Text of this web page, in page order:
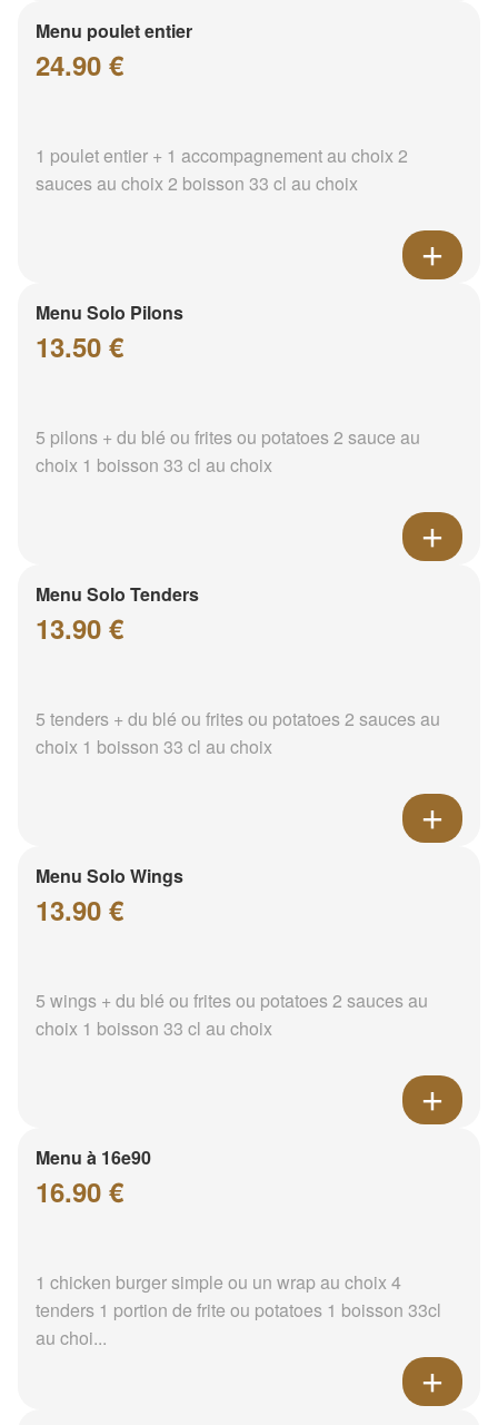
Menu poulet entier
24.90 €
1 poulet entier + 1 accompagnement au choix 2
sauces au choix 2 boisson 33 cl au choix
Menu Solo Pilons
13.50 €
5 pilons + du blé ou frites ou potatoes 2 sauce au
choix 1 boisson 33 cl au choix
Menu Solo Tenders
13.90 €
5 tenders + du blé ou frites ou potatoes 2 sauces au
choix 1 boisson 33 cl au choix
Menu Solo Wings
13.90 €
5 wings + du blé ou frites ou potatoes 2 sauces au
choix 1 boisson 33 cl au choix
Menu à 16e90
16.90 €
1 chicken burger simple ou un wrap au choix 4
tenders 1 portion de frite ou potatoes 1 boisson 33cl
au choi...